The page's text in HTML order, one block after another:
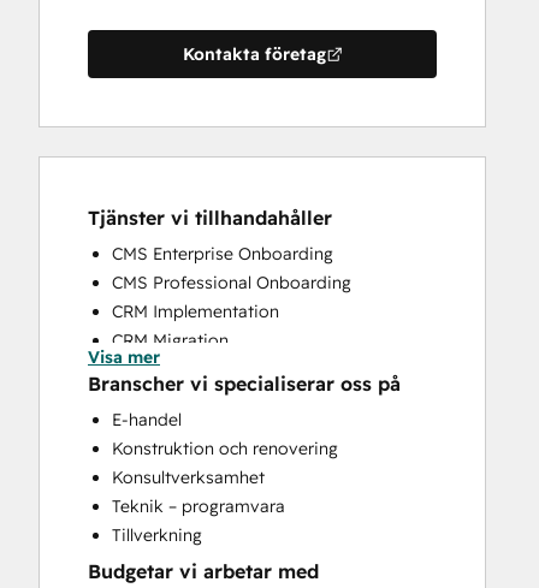
Kontakta företag
Tjänster vi tillhandahåller
CMS Enterprise Onboarding
CMS Professional Onboarding
CRM Implementation
CRM Migration
Help Desk Implementation
HubSpot Onboarding
Marketing Hub Enterprise Onboarding
Marketing Hub Professional Onboarding
Revenue Hub Implementation
Sales and Marketing Alignment
Sales Hub Enterprise Onboarding
Sales Hub Professional Onboarding
Visa mer
Branscher vi specialiserar oss på
E-handel
Konstruktion och renovering
Konsultverksamhet
Teknik – programvara
Tillverkning
Budgetar vi arbetar med